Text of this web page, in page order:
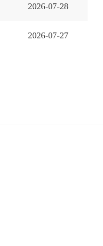
2026-07-28
2026-07-27